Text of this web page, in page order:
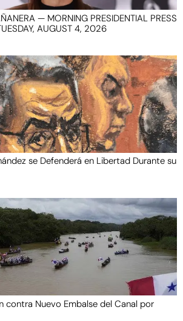
— MORNING PRESIDENTIAL PRESS
AUGUST 4, 2026
se Defenderá en Libertad Durante su
contra Nuevo Embalse del Canal por